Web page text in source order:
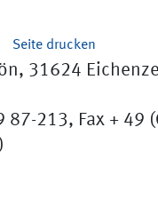
Seite drucken
31624
87-213, Fax + 49
)